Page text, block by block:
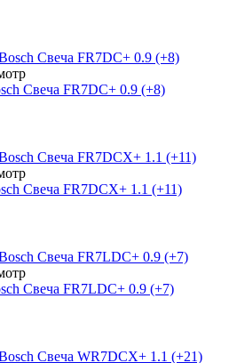
Свеча FR7DC+ 0.9 (+8)
Свеча FR7DCX+ 1.1 (+11)
Свеча FR7LDC+ 0.9 (+7)